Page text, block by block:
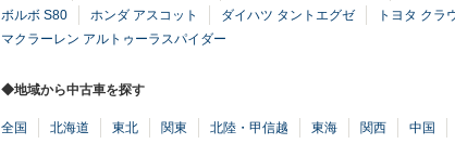
ボルボ S80
ホンダ アスコット ダイハツ タントエグゼ トヨタ クラ
マクラーレン アルトゥーラスパイダー
◆地域から中古車を探す
全国 北海道 東北 関東 北陸・甲信越 東海 関西 中国